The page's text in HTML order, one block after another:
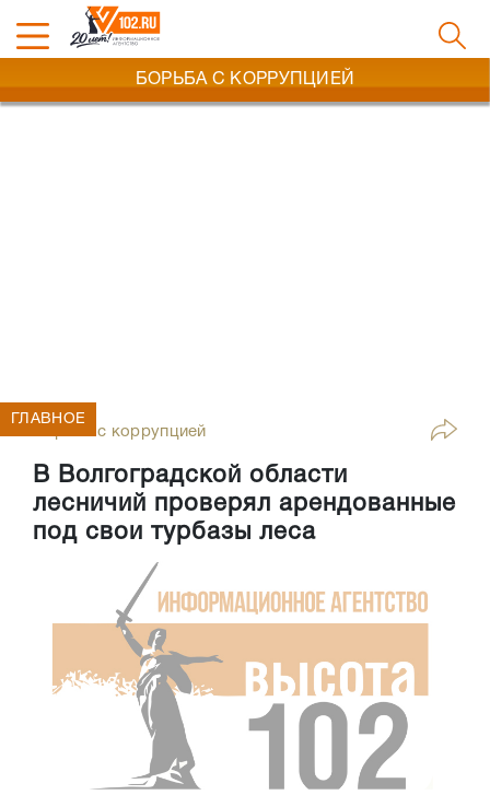
БОРЬБА С КОРРУПЦИЕЙ
Борьба с коррупцией
В Волгоградской области
лесничий проверял арендованные
под свои турбазы леса
ГЛАВНОЕ